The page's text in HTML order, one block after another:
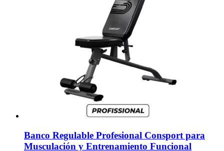
Banco Regulable Profesional Consport para
Musculación y Entrenamiento Funcional